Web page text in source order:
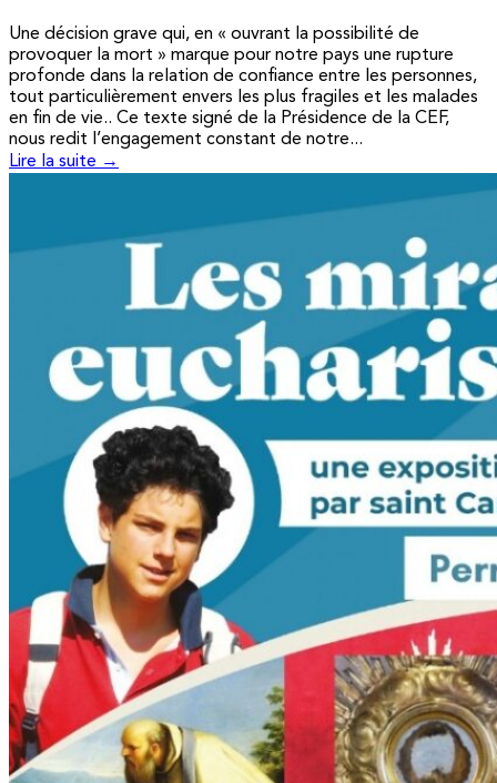
Une décision grave qui, en « ouvrant la possibilité de
provoquer la mort » marque pour notre pays une rupture
profonde dans la relation de confiance entre les personnes,
tout particulièrement envers les plus fragiles et les malades
en fin de vie.. Ce texte signé de la Présidence de la CEF,
nous redit l’engagement constant de notre...
Lire la suite →